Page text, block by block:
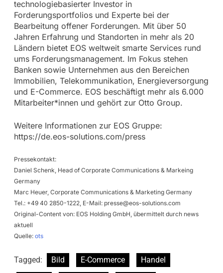
technologiebasierter Investor in
Forderungsportfolios und Experte bei der
Bearbeitung offener Forderungen. Mit über 50
Jahren Erfahrung und Standorten in mehr als 20
Ländern bietet EOS weltweit smarte Services rund
ums Forderungsmanagement. Im Fokus stehen
Banken sowie Unternehmen aus den Bereichen
Immobilien, Telekommunikation, Energieversorgung
und E-Commerce. EOS beschäftigt mehr als 6.000
Mitarbeiter*innen und gehört zur Otto Group.
Weitere Informationen zur EOS Gruppe:
https://de.eos-solutions.com/press
Pressekontakt:
Daniel Schenk, Head of Corporate Communications & Markeing
Germany
Marc Heuer, Corporate Communications & Marketing Germany
Tel.: +49 40 2850-1222, E-Mail: presse@eos-solutions.com
Original-Content von: EOS Holding GmbH, übermittelt durch news
aktuell
Quelle: ots
Tagged: Bild E-Commerce
Handel